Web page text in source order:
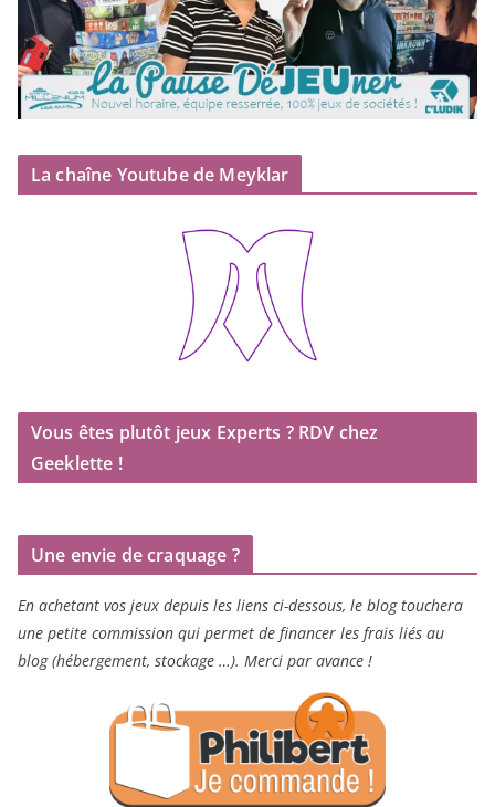
La chaîne Youtube de Meyklar
Vous êtes plutôt jeux Experts ? RDV chez
Geeklette !
Une envie de craquage ?
En achetant vos jeux depuis les liens ci-dessous, le blog touchera
une petite commission qui permet de financer les frais liés au
blog (hébergement, stockage …). Merci par avance !